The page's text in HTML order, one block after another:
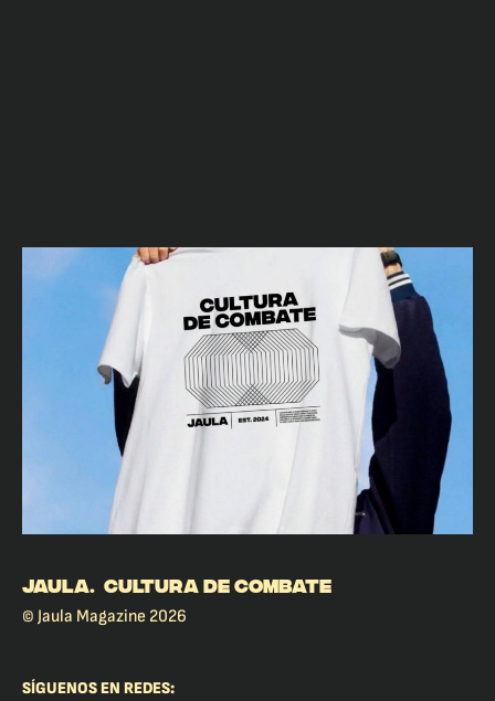
JAULA. CULTURA DE COMBATE
© Jaula Magazine 2026
SÍGUENOS EN REDES: